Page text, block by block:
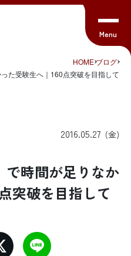
HOME ブログ
た受験生へ｜160点突破を目指して
2016.05.27 (金)
で時間が足りなか
突破を目指して